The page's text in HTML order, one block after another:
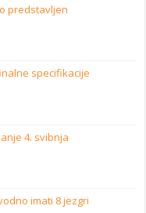
predstavljen
specifikacije
4. svibnja
imati 8 jezgri